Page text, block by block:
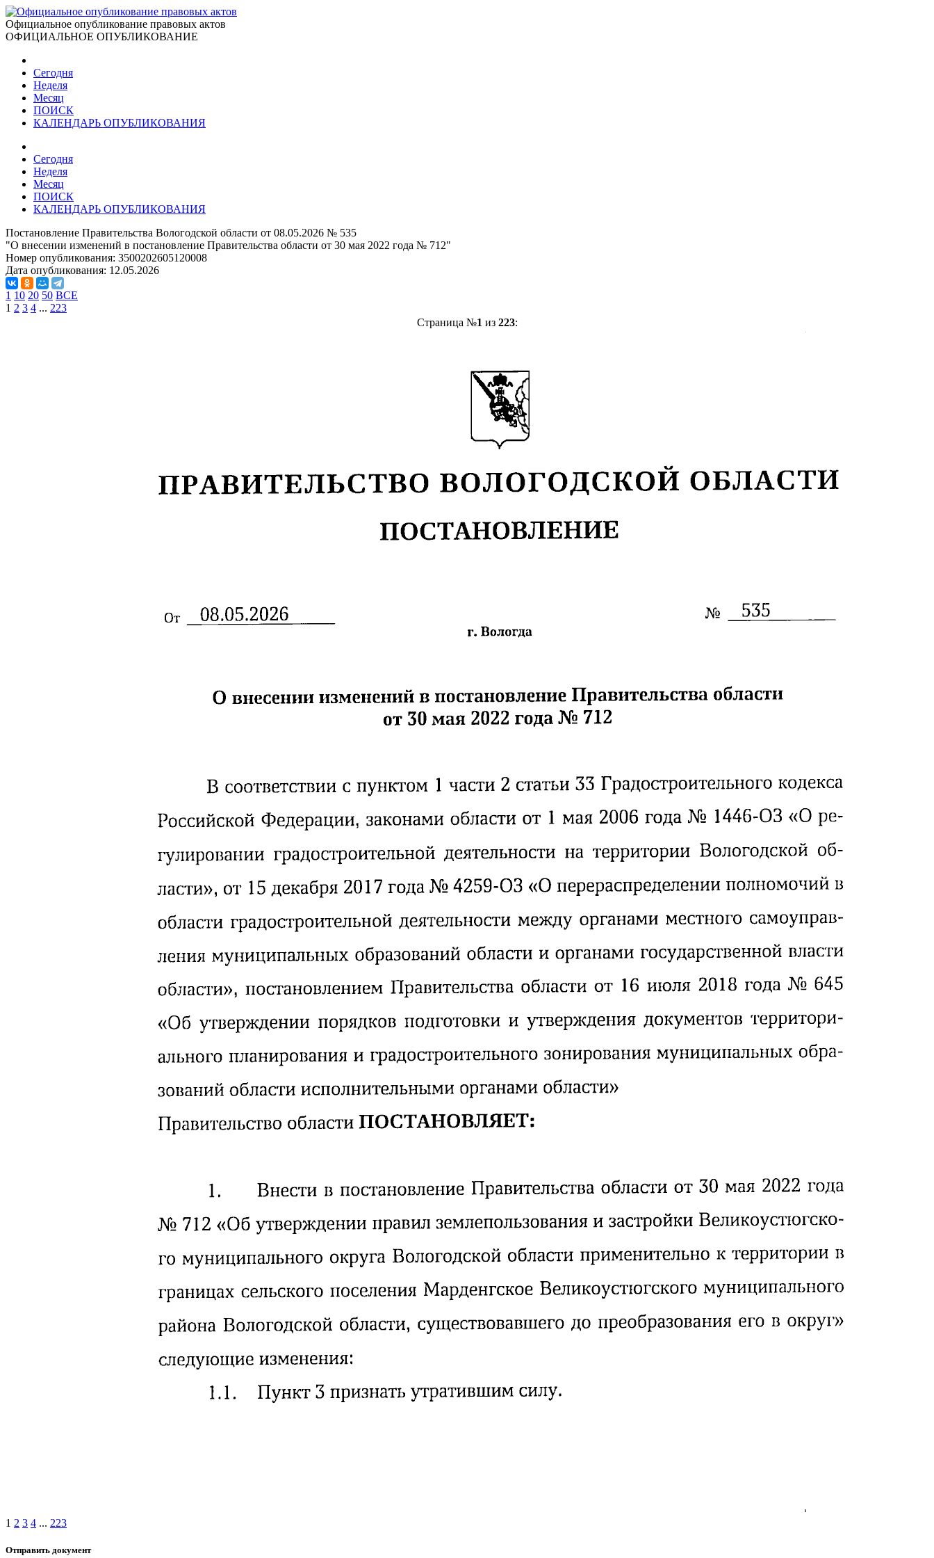
Официальное опубликование правовых актов
ОФИЦИАЛЬНОЕ ОПУБЛИКОВАНИЕ
Сегодня
Неделя
Месяц
ПОИСК
КАЛЕНДАРЬ ОПУБЛИКОВАНИЯ
Сегодня
Неделя
Месяц
ПОИСК
КАЛЕНДАРЬ ОПУБЛИКОВАНИЯ
Постановление Правительства Вологодской области от 08.05.2026 № 535
"О внесении изменений в постановление Правительства области от 30 мая 2022 года № 712"
Номер опубликования: 3500202605120008
Дата опубликования: 12.05.2026
1 10 20 50 ВСЕ
1 2 3 4 ... 223
Страница №1 из 223:
1 2 3 4 ... 223
Отправить документ